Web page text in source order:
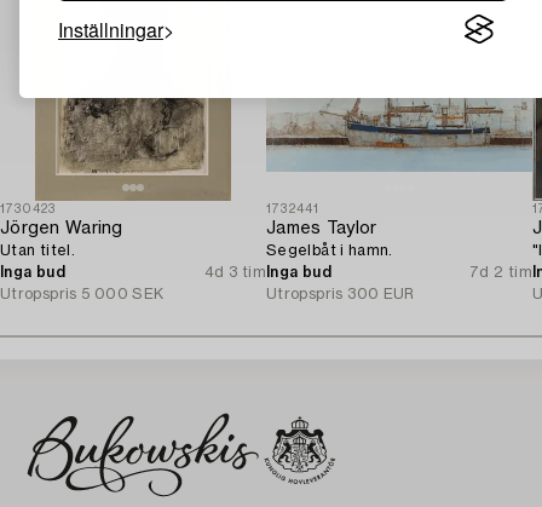
Inställningar
1730423
Jörgen Waring
Utan titel.
Inga bud
4d 3 tim
Utropspris 5 000 SEK
1732441
James Taylor
Segelbåt i hamn.
Inga bud
7d 2 tim
Utropspris 300 EUR